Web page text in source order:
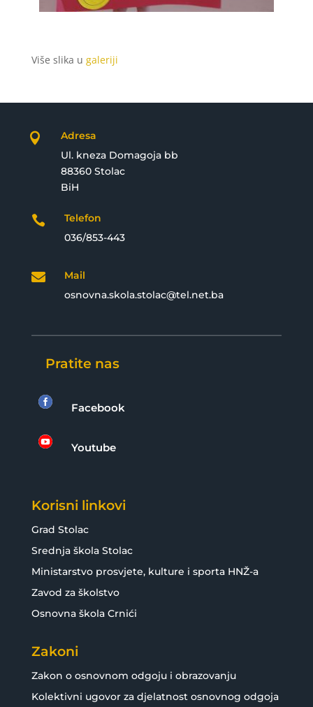
Više slika u galeriji

Adresa
Ul. kneza Domagoja bb
88360 Stolac
BiH

Telefon
036/853-443

Mail
osnovna.skola.stolac@tel.net.ba
Pratite nas
 Facebook
 Youtube
Korisni linkovi
Grad Stolac
Srednja škola Stolac
Ministarstvo prosvjete, kulture i sporta HNŽ-a
Zavod za školstvo
Osnovna škola Crnići
Zakoni
Zakon o osnovnom odgoju i obrazovanju
Kolektivni ugovor za djelatnost osnovnog odgoja